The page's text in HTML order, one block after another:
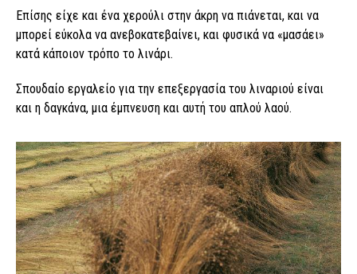
Επίσης είχε και ένα χερούλι στην άκρη να πιάνεται, και να
μπορεί εύκολα να ανεβοκατεβαίνει, και φυσικά να «μασάει»
κατά κάποιον τρόπο το λινάρι.
Σπουδαίο εργαλείο για την επεξεργασία του λιναριού είναι
και η δαγκάνα, μια έμπνευση και αυτή του απλού λαού.